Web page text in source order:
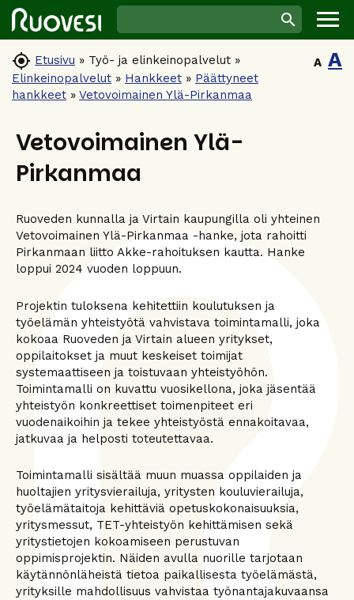
 Etusivu » Työ- ja elinkeinopalvelut »
Elinkeinopalvelut » Hankkeet » Päättyneet
hankkeet » Vetovoimainen Ylä-Pirkanmaa
A A
Vetovoimainen Ylä-
Pirkanmaa
Ruoveden kunnalla ja Virtain kaupungilla oli yhteinen
Vetovoimainen Ylä-Pirkanmaa -hanke, jota rahoitti
Pirkanmaan liitto Akke-rahoituksen kautta. Hanke
loppui 2024 vuoden loppuun.
Projektin tuloksena kehitettiin koulutuksen ja
työelämän yhteistyötä vahvistava toimintamalli, joka
kokoaa Ruoveden ja Virtain alueen yritykset,
oppilaitokset ja muut keskeiset toimijat
systemaattiseen ja toistuvaan yhteistyöhön.
Toimintamalli on kuvattu vuosikellona, joka jäsentää
yhteistyön konkreettiset toimenpiteet eri
vuodenaikoihin ja tekee yhteistyöstä ennakoitavaa,
jatkuvaa ja helposti toteutettavaa.
Toimintamalli sisältää muun muassa oppilaiden ja
huoltajien yritysvierailuja, yritysten kouluvierailuja,
työelämätaitoja kehittäviä opetuskokonaisuuksia,
yritysmessut, TET-yhteistyön kehittämisen sekä
yritystietojen kokoamiseen perustuvan
oppimisprojektin. Näiden avulla nuorille tarjotaan
käytännönläheistä tietoa paikallisesta työelämästä,
yrityksille mahdollisuus vahvistaa työnantajakuvaansa